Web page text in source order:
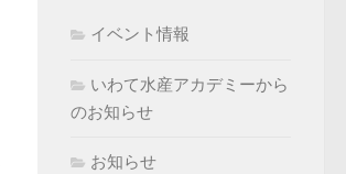
イベント情報
いわて水産アカデミーから
のお知らせ
お知らせ